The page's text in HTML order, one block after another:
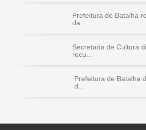
Prefeitura de Batalha
da...
Secretaria de Cultura
recu...
Prefeitura de Batalha
d...